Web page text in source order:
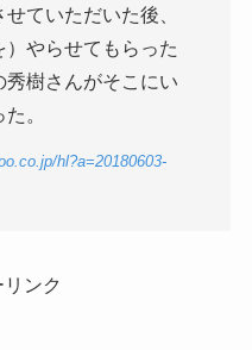
ていただいた後、
）やらせてもらった
秀樹さんがそこにい
。
hl?a=20180603-
ンク